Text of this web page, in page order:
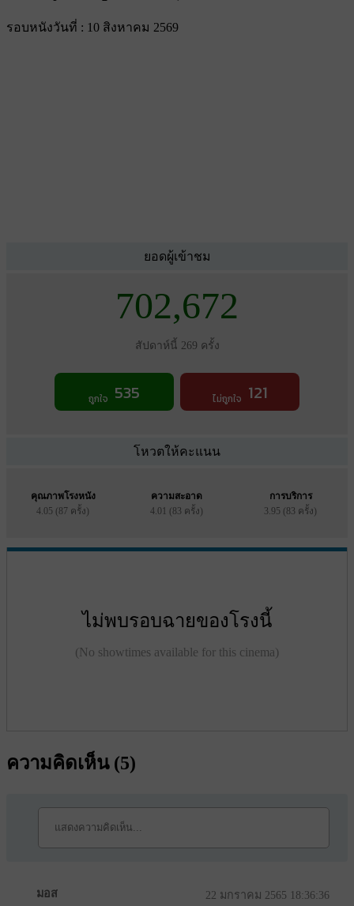
รอบหนังวันที่ : 10 สิงหาคม 2569
ยอดผู้เข้าชม
702,672
สัปดาห์นี้ 269 ครั้ง
ถูกใจ 535 ไม่ถูกใจ 121
โหวตให้คะแนน
คุณภาพโรงหนัง
4.05 (87 ครั้ง)
ความสะอาด
4.01 (83 ครั้ง)
การบริการ
3.95 (83 ครั้ง)
ไม่พบรอบฉายของโรงนี้
(No showtimes available for this cinema)
ความคิดเห็น (5)
มอส 22 มกราคม 2565 18:36:36